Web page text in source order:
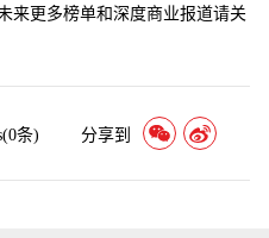
来更多榜单和深度商业报道请关
0条) 分享到